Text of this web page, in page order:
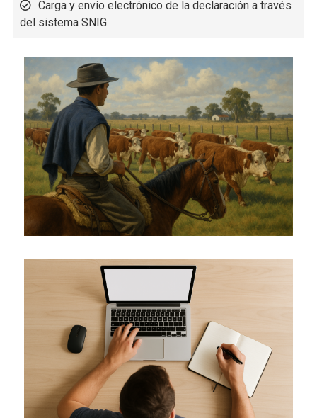
Carga y envío electrónico de la declaración a través
del sistema SNIG.